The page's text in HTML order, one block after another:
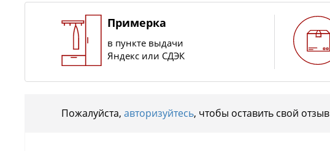
Примерка
в пункте выдачи
Яндекс или СДЭК
Пожалуйста, авторизуйтесь, чтобы оставить свой отзыв